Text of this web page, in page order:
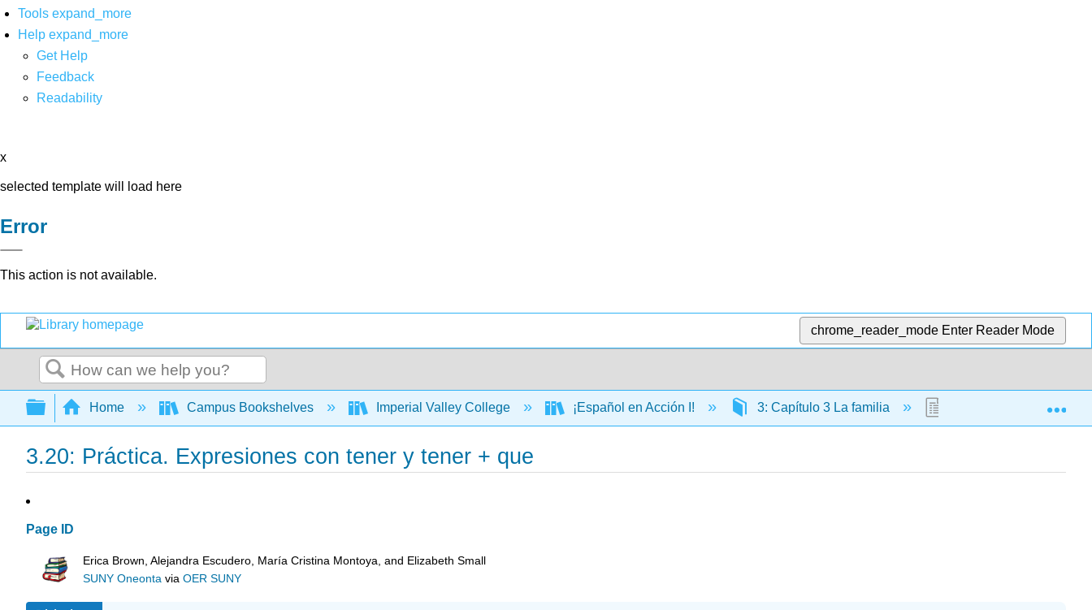
Tools expand_more
Help expand_more
Get Help
Feedback
Readability
x
selected template will load here
Error
This action is not available.
chrome_reader_mode Enter Reader Mode
Search
Expand/collapse global hierarchy
Home Campus Bookshelves Imperial Valley College ¡Español en Acción I! 3: Capítulo 3 La familia 3.20: Práctica.
3.20: Práctica. Expresiones con tener y tener + que
Page ID
Erica Brown, Alejandra Escudero, María Cristina Montoya, and Elizabeth Small
SUNY Oneonta viaOER SUNY